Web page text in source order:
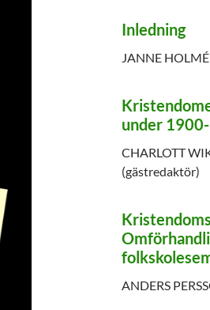
Inledning
JANNE
under
CHARLOTT
(gästredaktör)
ANDERS